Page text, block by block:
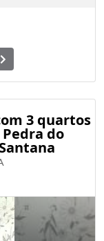
3 quartos
do